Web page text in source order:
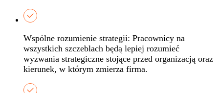
Wspólne rozumienie strategii: Pracownicy na
wszystkich szczeblach będą lepiej rozumieć
wyzwania strategiczne stojące przed organizacją oraz
kierunek, w którym zmierza firma.